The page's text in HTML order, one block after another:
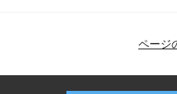
ページ